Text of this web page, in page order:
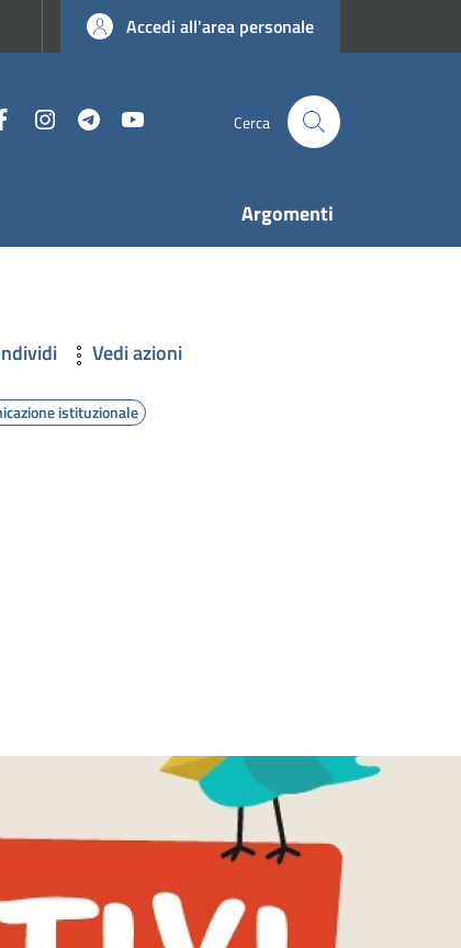
Accedi all'area personale
FacebookInstagramTelegram Cerca
Argomenti
Vedi azioni
istituzionale